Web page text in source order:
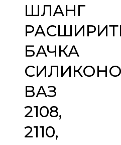
ШЛАНГ
БАЧКА
ВАЗ
2108,
2110,